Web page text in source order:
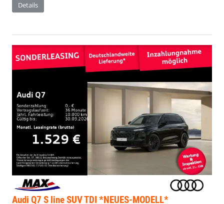
Details
Audi Q7 S line SUV TDI *NEUES-MODELL*